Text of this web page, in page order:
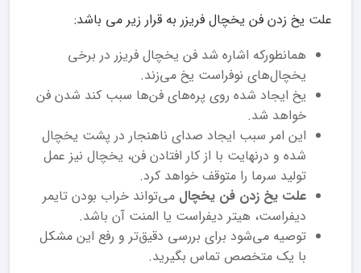
علت یخ زدن فن یخچال فریزر به قرار زیر می باشد:
همانطورکه اشاره شد فن یخچال فریزر در برخی
یخچال‌های نوفراست یخ می‌زند.
یخ ایجاد شده روی پره‌های فن‌ها سبب کند شدن فن
خواهد شد.
این امر سبب ایجاد صدای ناهنجار در پشت یخچال
شده و درنهایت با از کار افتادن فن، یخچال نیز عمل
تولید سرما را متوقف خواهد کرد.
علت یخ زدن فن یخچال می‌تواند خراب بودن تایمر
دیفراست، هیتر دیفراست یا المنت آن باشد.
توصیه می‌شود برای بررسی دقیق‌تر و رفع این مشکل
با یک متخصص تماس بگیرید.